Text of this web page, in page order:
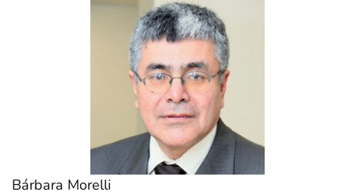
Bárbara Morelli